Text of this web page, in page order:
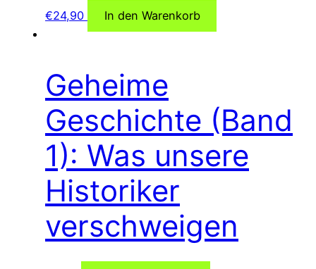
€24,90 In den Warenkorb
Geheime
Geschichte (Band
1): Was unsere
Historiker
verschweigen